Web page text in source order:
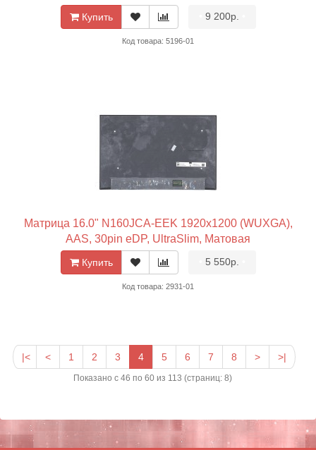
Купить 9 200р.
Код товара: 5196-01
Матрица 16.0" N160JCA-EEK 1920x1200 (WUXGA),
AAS, 30pin eDP, UltraSlim, Матовая
Купить 5 550р.
Код товара: 2931-01
|< < 1 2 3 4 5 6 7 8 > >|
Показано с 46 по 60 из 113 (страниц: 8)